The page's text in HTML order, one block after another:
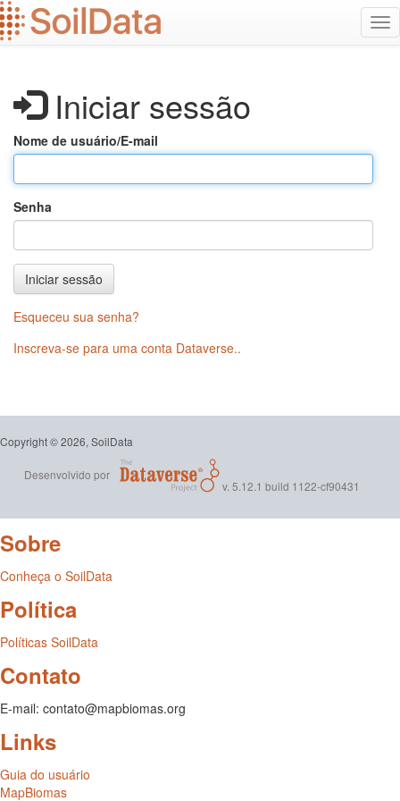
Ir
para
o
Iniciar sessão
Nome de usuário/E-mail
Senha
Iniciar sessão
Esqueceu sua senha?
Inscreva-se para uma conta Dataverse..
Copyright © 2026, SoilData
Desenvolvido por
v. 5.12.1 build 1122-cf90431
Sobre
Conheça o SoilData
Política
Políticas SoilData
Contato
E-mail: contato@mapbiomas.org
Links
Guia do usuário
MapBiomas